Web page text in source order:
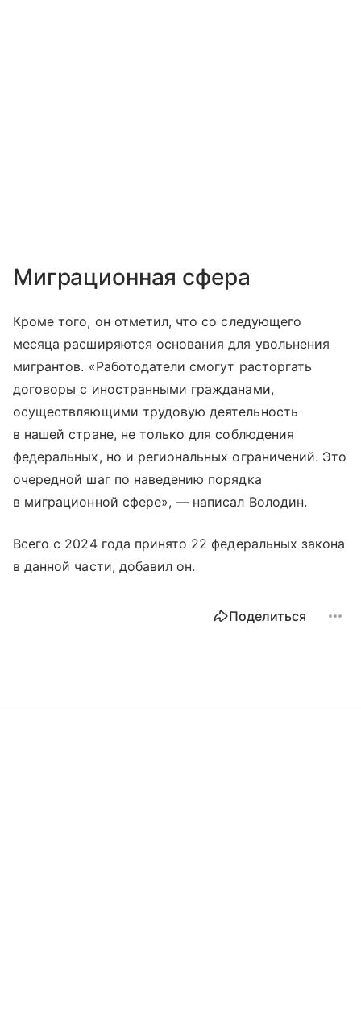
Миграционная сфера
Кроме того, он отметил, что со следующего
месяца расширяются основания для увольнения
мигрантов. «Работодатели смогут расторгать
договоры с иностранными гражданами,
осуществляющими трудовую деятельность
в нашей стране, не только для соблюдения
федеральных, но и региональных ограничений. Это
очередной шаг по наведению порядка
в миграционной сфере», — написал Володин.
Всего с 2024 года принято 22 федеральных закона
в данной части, добавил он.
Поделиться